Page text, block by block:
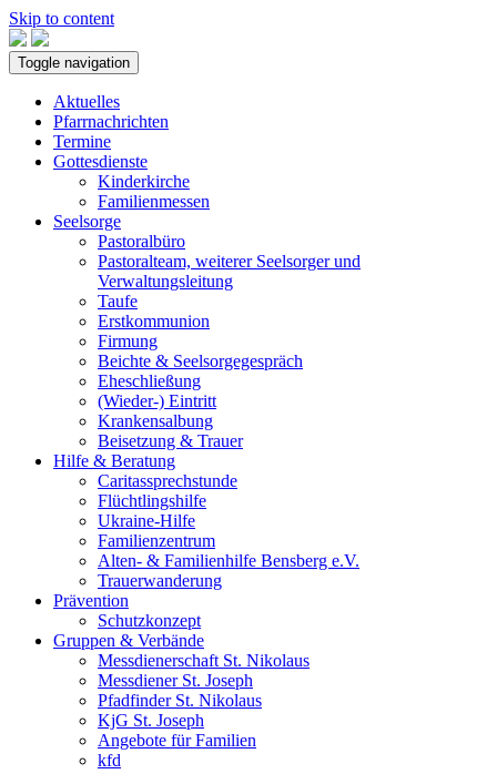
Skip to content
Toggle navigation
Aktuelles
Pfarrnachrichten
Termine
Gottesdienste
Kinderkirche
Familienmessen
Seelsorge
Pastoralbüro
Pastoralteam, weiterer Seelsorger und
Verwaltungsleitung
Taufe
Erstkommunion
Firmung
Beichte & Seelsorgegespräch
Eheschließung
(Wieder-) Eintritt
Krankensalbung
Beisetzung & Trauer
Hilfe & Beratung
Caritassprechstunde
Flüchtlingshilfe
Ukraine-Hilfe
Familienzentrum
Alten- & Familienhilfe Bensberg e.V.
Trauerwanderung
Prävention
Schutzkonzept
Gruppen & Verbände
Messdienerschaft St. Nikolaus
Messdiener St. Joseph
Pfadfinder St. Nikolaus
KjG St. Joseph
Angebote für Familien
kfd